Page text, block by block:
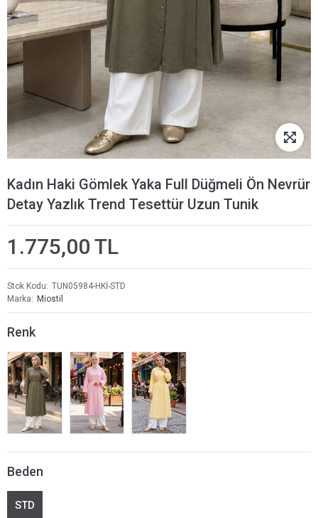
Kadın Haki Gömlek Yaka Full Düğmeli Ön Nevrür
Detay Yazlık Trend Tesettür Uzun Tunik
1.775,00 TL
Stok Kodu
TUN05984-HKİ-STD
Marka
Miostil
Renk
Beden
STD